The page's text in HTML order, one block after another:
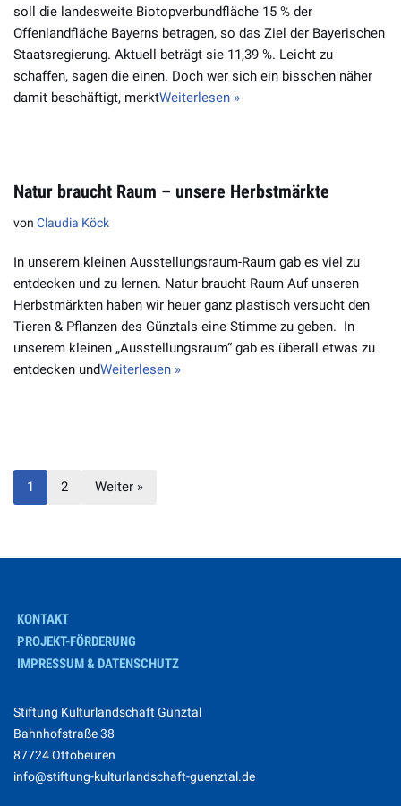
soll die landesweite Biotopverbundfläche 15 % der
Offenlandfläche Bayerns betragen, so das Ziel der Bayerischen
Staatsregierung. Aktuell beträgt sie 11,39 %. Leicht zu
schaffen, sagen die einen. Doch wer sich ein bisschen näher
damit beschäftigt, merktWeiterlesen »
Natur braucht Raum – unsere Herbstmärkte
von Claudia Köck
In unserem kleinen Ausstellungsraum-Raum gab es viel zu
entdecken und zu lernen. Natur braucht Raum Auf unseren
Herbstmärkten haben wir heuer ganz plastisch versucht den
Tieren & Pflanzen des Günztals eine Stimme zu geben. In
unserem kleinen „Ausstellungsraum“ gab es überall etwas zu
entdecken undWeiterlesen »
1 2 Weiter »
KONTAKT
PROJEKT-FÖRDERUNG
IMPRESSUM & DATENSCHUTZ
Stiftung Kulturlandschaft Günztal
Bahnhofstraße 38
87724 Ottobeuren
info@stiftung-kulturlandschaft-guenztal.de